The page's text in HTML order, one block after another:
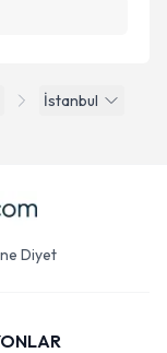
İstanbul
Diyet